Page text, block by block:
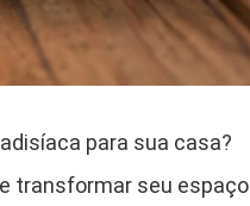
para sua casa?
transformar seu espaço